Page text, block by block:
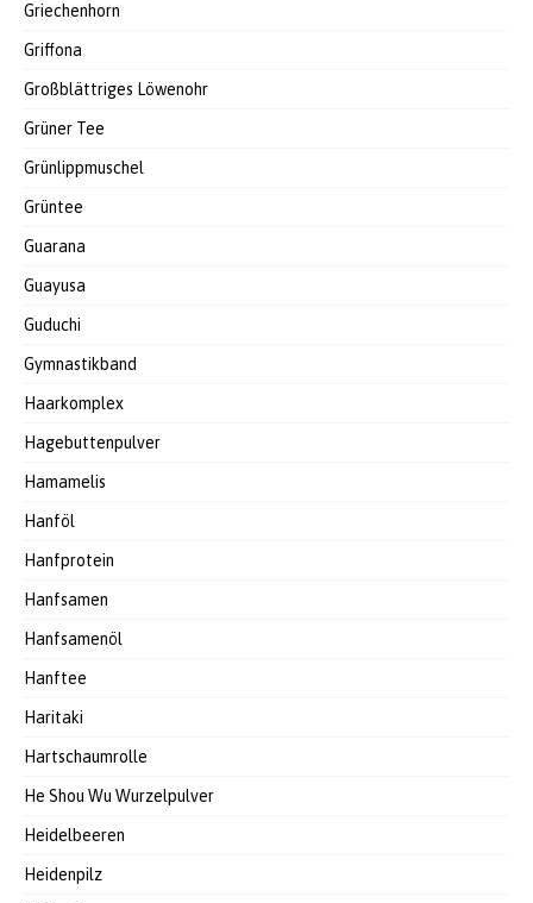
Griechenhorn
Griffona
Großblättriges Löwenohr
Grüner Tee
Grünlippmuschel
Grüntee
Guarana
Guayusa
Guduchi
Gymnastikband
Haarkomplex
Hagebuttenpulver
Hamamelis
Hanföl
Hanfprotein
Hanfsamen
Hanfsamenöl
Hanftee
Haritaki
Hartschaumrolle
He Shou Wu Wurzelpulver
Heidelbeeren
Heidenpilz